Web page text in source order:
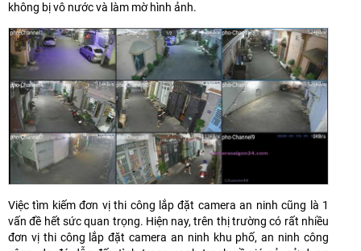
không bị vô nước và làm mờ hình ảnh.
Việc tìm kiếm đơn vị thi công lắp đặt camera an ninh cũng là 1
vấn đề hết sức quan trọng. Hiện nay, trên thị trường có rất nhiều
đơn vị thi công lắp đặt camera an ninh khu phố, an ninh công